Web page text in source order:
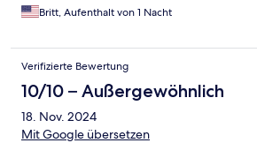
Britt, Aufenthalt von 1 Nacht
Verifizierte Bewertung
10/10 – Außergewöhnlich
18. Nov. 2024
Mit Google übersetzen